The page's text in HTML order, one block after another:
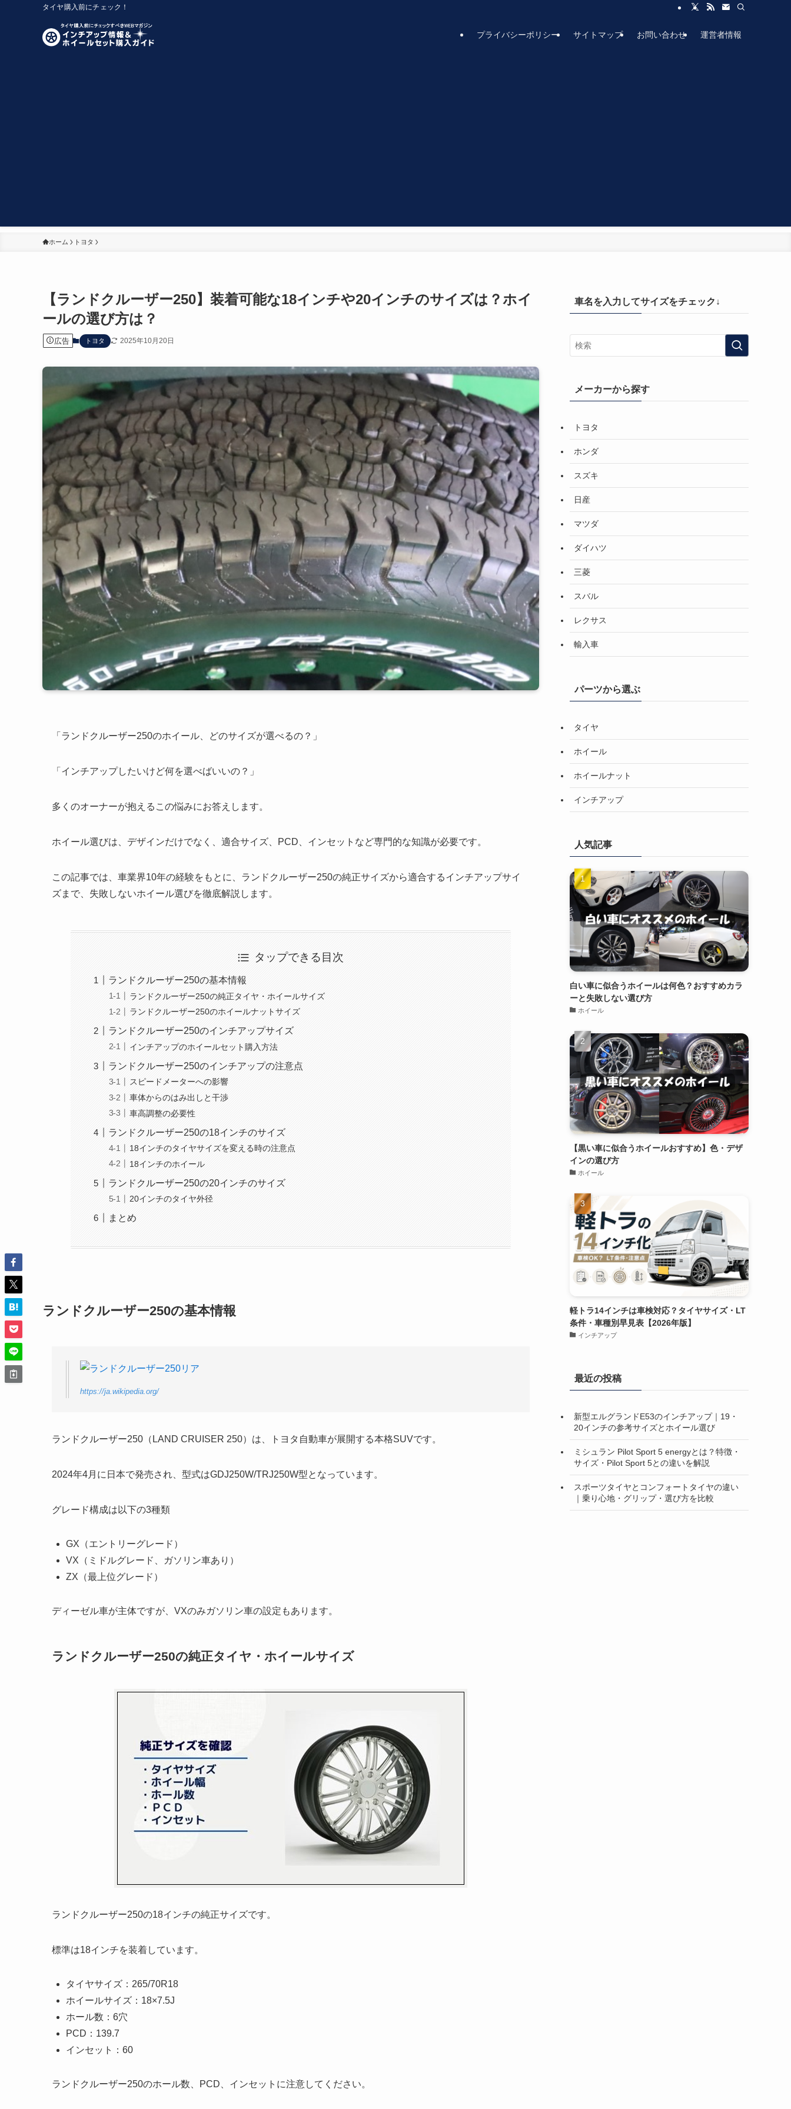
タイヤ購入前にチェック！
プライバシーポリシー サイトマップ お問い合わせ 運営者情報
ホーム トヨタ
【ランドクルーザー250】装着可能な18インチや20インチのサイズは？ホイ
ールの選び方は？
広告 トヨタ 2025年10月20日
「ランドクルーザー250のホイール、どのサイズが選べるの？」
「インチアップしたいけど何を選べばいいの？」
多くのオーナーが抱えるこの悩みにお答えします。
ホイール選びは、デザインだけでなく、適合サイズ、PCD、インセットなど専門的な知識が必要です。
この記事では、車業界10年の経験をもとに、ランドクルーザー250の純正サイズから適合するインチアップサイ
ズまで、失敗しないホイール選びを徹底解説します。
タップできる目次
ランドクルーザー250の基本情報
ランドクルーザー250の純正タイヤ・ホイールサイズ
ランドクルーザー250のホイールナットサイズ
ランドクルーザー250のインチアップサイズ
インチアップのホイールセット購入方法
ランドクルーザー250のインチアップの注意点
スピードメーターへの影響
車体からのはみ出しと干渉
車高調整の必要性
ランドクルーザー250の18インチのサイズ
18インチのタイヤサイズを変える時の注意点
18インチのホイール
ランドクルーザー250の20インチのサイズ
20インチのタイヤ外径
まとめ
ランドクルーザー250の基本情報
https://ja.wikipedia.org/
ランドクルーザー250（LAND CRUISER 250）は、トヨタ自動車が展開する本格SUVです。
2024年4月に日本で発売され、型式はGDJ250W/TRJ250W型となっています。
グレード構成は以下の3種類
GX（エントリーグレード）
VX（ミドルグレード、ガソリン車あり）
ZX（最上位グレード）
ディーゼル車が主体ですが、VXのみガソリン車の設定もあります。
ランドクルーザー250の純正タイヤ・ホイールサイズ
ランドクルーザー250の18インチの純正サイズです。
標準は18インチを装着しています。
タイヤサイズ：265/70R18
ホイールサイズ：18×7.5J
ホール数：6穴
PCD：139.7
インセット：60
ランドクルーザー250のホール数、PCD、インセットに注意してください。
車名を入力してサイズをチェック↓
メーカーから探す
トヨタ
ホンダ
スズキ
日産
マツダ
ダイハツ
三菱
スバル
レクサス
輸入車
パーツから選ぶ
タイヤ
ホイール
ホイールナット
インチアップ
人気記事
白い車に似合うホイールは何色？おすすめカラ
ーと失敗しない選び方
ホイール
【黒い車に似合うホイールおすすめ】色・デザ
インの選び方
ホイール
軽トラ14インチは車検対応？タイヤサイズ・LT
条件・車種別早見表【2026年版】
インチアップ
最近の投稿
新型エルグランドE53のインチアップ｜19・
20インチの参考サイズとホイール選び
ミシュラン Pilot Sport 5 energyとは？特徴・
サイズ・Pilot Sport 5との違いを解説
スポーツタイヤとコンフォートタイヤの違い
｜乗り心地・グリップ・選び方を比較